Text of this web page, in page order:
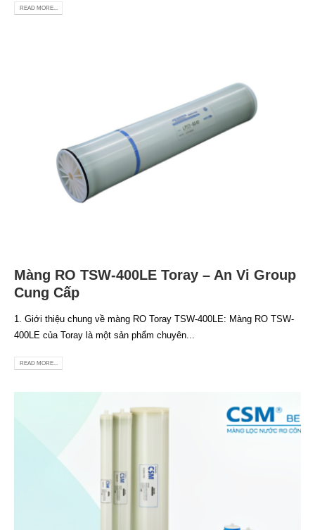
READ MORE...
Màng RO TSW-400LE Toray – An Vi Group
Cung Cấp
1. Giới thiệu chung về màng RO Toray TSW-400LE: Màng RO TSW-
400LE của Toray là một sản phẩm chuyên...
READ MORE...